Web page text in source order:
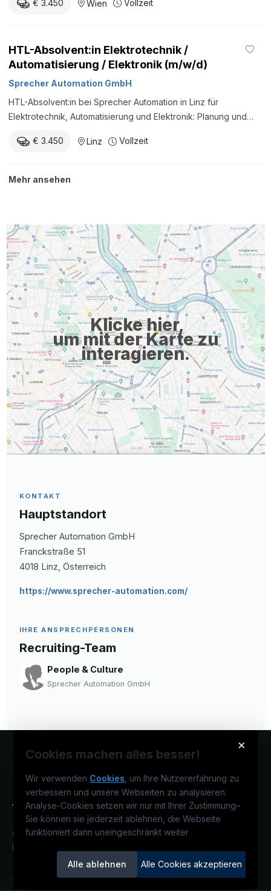
€ 3.450
Wien Vollzeit
HTL-Absolvent:in Elektrotechnik /
Automatisierung / Elektronik (m/w/d)
Sprecher Automation GmbH
HTL-Absolvent:in bei Sprecher Automation in Linz für
Elektrotechnik, Automatisierung und Elektronik: Planung und
von SPRECON-Systemen, Werksabnahmen und
€ 3.450 Linz Vollzeit
Mehr ansehen
Klicke hier,
um mit der Karte zu
interagieren.
KONTAKT
Hauptstandort
Sprecher Automation GmbH
Franckstraße 51
4018 Linz , Österreich
https://www.sprecher-automation.com/
IHRE ANSPRECHPERSONEN
Recruiting-Team
People & Culture
Sprecher Automation GmbH
×
Cookies machen alles besser!
Wir verwenden Cookies , um Ihre Nutzererfahrung zu
verbessern und unsere Webseiten zu analysieren.
Analyse-Cookies setzen wir nur mit Ihrer Zustimmung–
Sie können sie jederzeit ablehnen, die Webseite
funktioniert dann uneingeschränkt weiter
Alle ablehnen Alle Cookies akzeptieren
Österreichs technisches Karriereportal.
Ein Service der candidatis GmbH.
TECjobs.at